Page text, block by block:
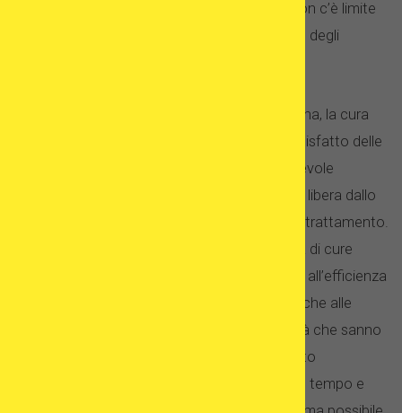
così come il congelamento degli embrioni. Non c’è limite
alla durata della conservazione degli ovociti o degli
Quando si tratta di cure per la fertilità in Spagna, la cura
del paziente è in cima alla lista, e tutto è soddisfatto delle
tue esigenze per garantire un tempo il più agevole
possibile, perché garantire che la paziente sia libera dallo
stress è un fattore chiave per il successo del trattamento.
Spesso non c’è lista d’attesa quando si tratta di cure
(anche con sperma o ovuli di donatori) grazie all’efficienza
della loro cura del paziente. Questo grazie anche alle
cliniche spagnole e agli specialisti della fertilità che sanno
che molte donne che hanno bisogno di questo
trattamento aspettano un bambino da molto tempo e